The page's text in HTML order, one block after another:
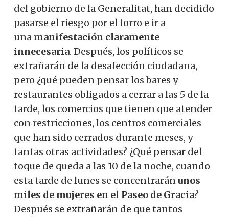
del gobierno de la Generalitat, han decidido
pasarse el riesgo por el forro e ir a
una manifestación claramente
innecesaria. Después, los políticos se
extrañarán de la desafección ciudadana,
pero ¿qué pueden pensar los bares y
restaurantes obligados a cerrar a las 5 de la
tarde, los comercios que tienen que atender
con restricciones, los centros comerciales
que han sido cerrados durante meses, y
tantas otras actividades? ¿Qué pensar del
toque de queda a las 10 de la noche, cuando
esta tarde de lunes se concentraránunos
miles de mujeres en el Paseo de Gracia?
Después se extrañarán de que tantos